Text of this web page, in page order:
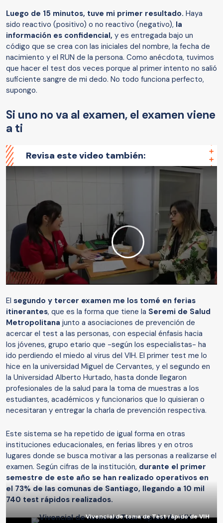
Luego de 15 minutos, tuve mi primer resultado. Haya
sido reactivo (positivo) o no reactivo (negativo), la
información es confidencial, y es entregada bajo un
código que se crea con las iniciales del nombre, la fecha de
nacimiento y el RUN de la persona. Como anécdota, tuvimos
que hacer el test dos veces porque al primer intento no salió
suficiente sangre de mi dedo. No todo funciona perfecto,
supongo.
Si uno no va al examen, el examen viene
a ti
Revisa este video también:
El segundo y tercer examen me los tomé en ferias
itinerantes, que es la forma que tiene la Seremi de Salud
Metropolitana junto a asociaciones de prevención de
acercar el test a las personas, con especial énfasis hacia
los jóvenes, grupo etario que -según los especialistas- ha
ido perdiendo el miedo al virus del VIH. El primer test me lo
hice en la universidad Miguel de Cervantes, y el segundo en
la Universidad Alberto Hurtado, hasta donde llegaron
profesionales de la salud para la toma de muestras a los
estudiantes, académicos y funcionarios que lo quisieran o
necesitaran y entregar la charla de prevención respectiva.
Este sistema se ha repetido de igual forma en otras
instituciones educacionales, en ferias libres y en otros
lugares donde se busca motivar a las personas a realizarse el
examen. Según cifras de la institución, durante el primer
semestre de este año se han realizado operativos en
el 73% de las comunas de Santiago, llegando a 10 mil
740 test rápidos realizados.
Vivencial de toma de Test rápido de VIH